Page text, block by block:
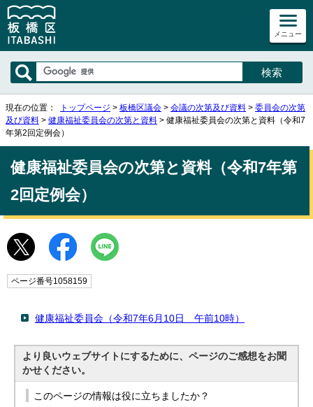
メニュー
現在の位置： トップページ > 板橋区議会 > 会議の次第及び資料 > 委員会の次第
及び資料 > 健康福祉委員会の次第と資料 > 健康福祉委員会の次第と資料（令和7
年第2回定例会）
健康福祉委員会の次第と資料（令和7年第
2回定例会）
ページ番号1058159
健康福祉委員会（令和7年6月10日 午前10時）
より良いウェブサイトにするために、ページのご感想をお聞
かせください。
このページの情報は役に立ちましたか？